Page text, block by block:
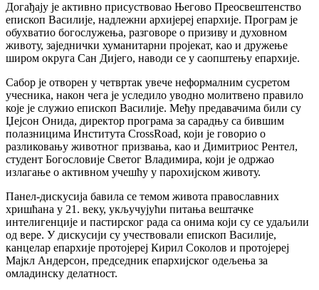
Догађају је активно присуствовао Његово Преосвештенство
епископ Василије, надлежни архијереј епархије. Програм је
обухватио богослужења, разговоре о призиву и духовном
животу, заједнички хуманитарни пројекат, као и дружење
широм округа Сан Дијего, наводи се у саопштењу епархије.
Сабор је отворен у четвртак увече неформалним сусретом
учесника, након чега је уследило уводно молитвено правило
које је служио епископ Василије. Међу предавачима били су
Џејсон Онида, директор програма за сарадњу са бившим
полазницима Института CrossRoad, који је говорио о
разликовању животног призвања, као и Димитриос Рентел,
студент Богословије Светог Владимира, који је одржао
излагање о активном учешћу у парохијском животу.
Панел-дискусија бавила се темом живота православних
хришћана у 21. веку, укључујући питања вештачке
интелигенције и пастирског рада са онима који су се удаљили
од вере. У дискусији су учествовали епископ Василије,
канцелар епархије протојереј Кирил Соколов и протојереј
Мајкл Андерсон, председник епархијског одељења за
омладинску делатност.